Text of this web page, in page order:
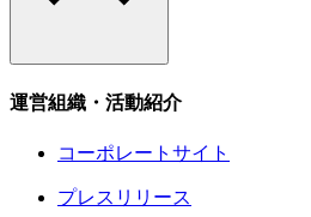
運営組織・活動紹介
コーポレートサイト
プレスリリース